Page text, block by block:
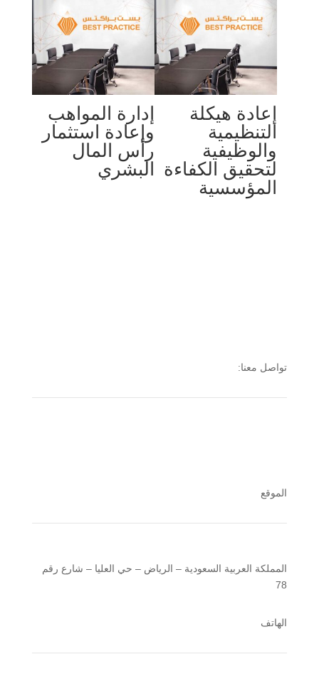
إعادة هيكلة
التنظيمية
والوظيفية
لتحقيق الكفاءة
المؤسسية
إدارة المواهب
وإعادة استثمار
رأس المال
البشري
تواصل معنا:
الموقع
المملكة العربية السعودية – الرياض – حي العليا – شارع رقم
78
الهاتف